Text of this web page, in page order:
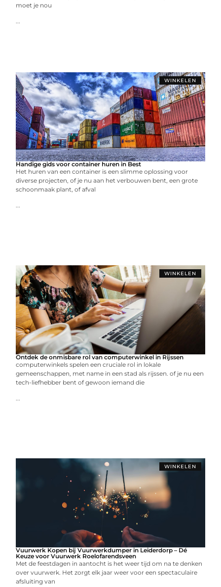
moet je nou
...
WINKELEN
Handige gids voor container huren in Best
Het huren van een container is een slimme oplossing voor
diverse projecten, of je nu aan het verbouwen bent, een grote
schoonmaak plant, of afval
...
WINKELEN
Ontdek de onmisbare rol van computerwinkel in Rijssen
computerwinkels spelen een cruciale rol in lokale
gemeenschappen, met name in een stad als rijssen. of je nu een
tech-liefhebber bent of gewoon iemand die
...
WINKELEN
Vuurwerk Kopen bij Vuurwerkdumper in Leiderdorp – Dé
Keuze voor Vuurwerk Roelofarendsveen
Met de feestdagen in aantocht is het weer tijd om na te denken
over vuurwerk. Het zorgt elk jaar weer voor een spectaculaire
afsluiting van